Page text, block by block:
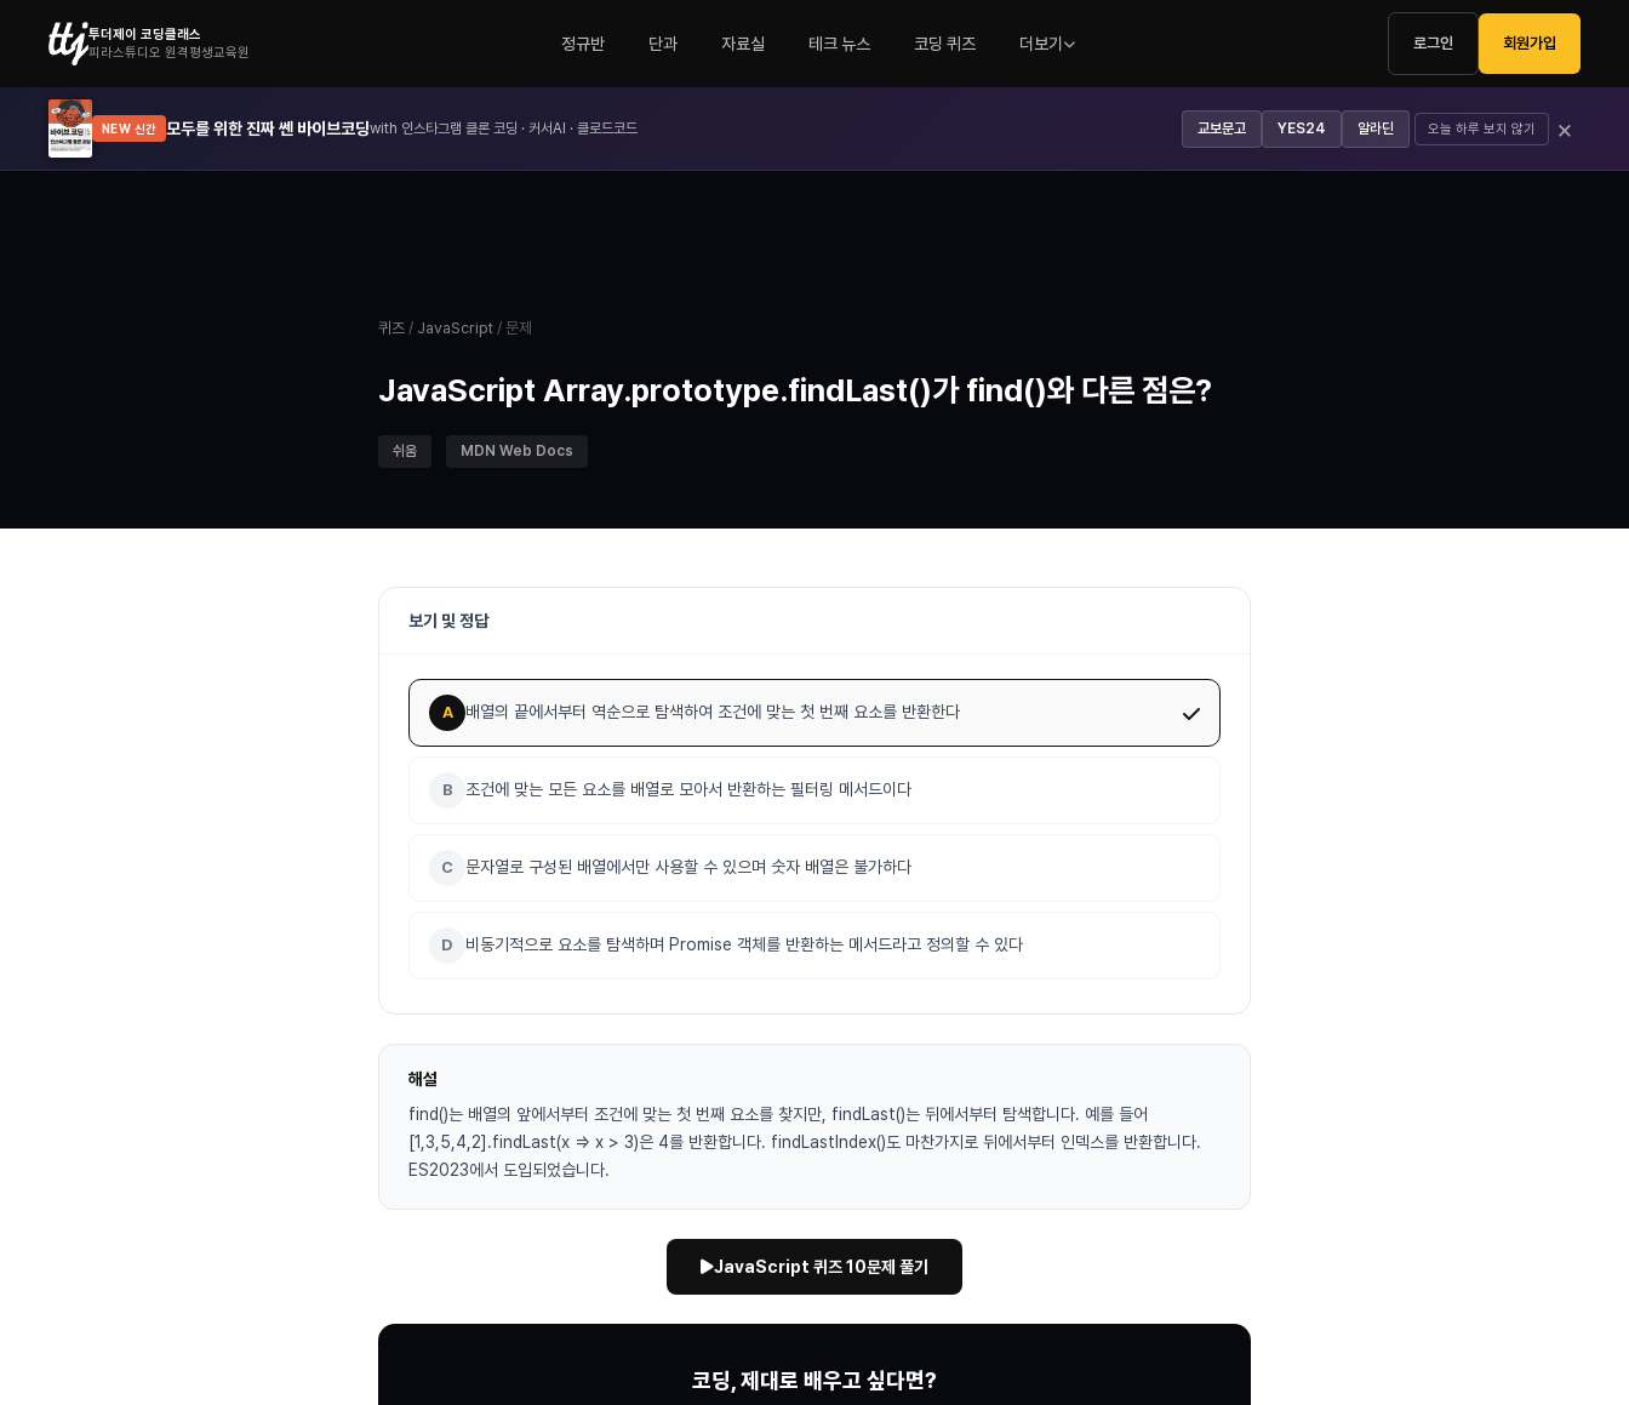
투더제이 코딩클래스
피라스튜디오 원격평생교육원
정규반 단과 자료실 테크 뉴스 코딩 퀴즈 더보기 로그인 회원가입
NEW 신간 모두를 위한 진짜 쎈 바이브코딩with 인스타그램 클론 코딩 · 커서AI · 클로드코드 교보문고 YES24 알라딘 오늘 하루 보지 않기 ×
퀴즈 / JavaScript / 문제
JavaScript Array.prototype.findLast()가 find()와 다른 점은?
쉬움 MDN Web Docs
보기 및 정답
A 배열의 끝에서부터 역순으로 탐색하여 조건에 맞는 첫 번째 요소를 반환한다
B 조건에 맞는 모든 요소를 배열로 모아서 반환하는 필터링 메서드이다
C 문자열로 구성된 배열에서만 사용할 수 있으며 숫자 배열은 불가하다
D 비동기적으로 요소를 탐색하며 Promise 객체를 반환하는 메서드라고 정의할 수 있다
해설
find()는 배열의 앞에서부터 조건에 맞는 첫 번째 요소를 찾지만, findLast()는 뒤에서부터 탐색합니다. 예를 들어
[1,3,5,4,2].findLast(x => x > 3)은 4를 반환합니다. findLastIndex()도 마찬가지로 뒤에서부터 인덱스를 반환합니다.
ES2023에서 도입되었습니다.
JavaScript 퀴즈 10문제 풀기
코딩, 제대로 배우고 싶다면?